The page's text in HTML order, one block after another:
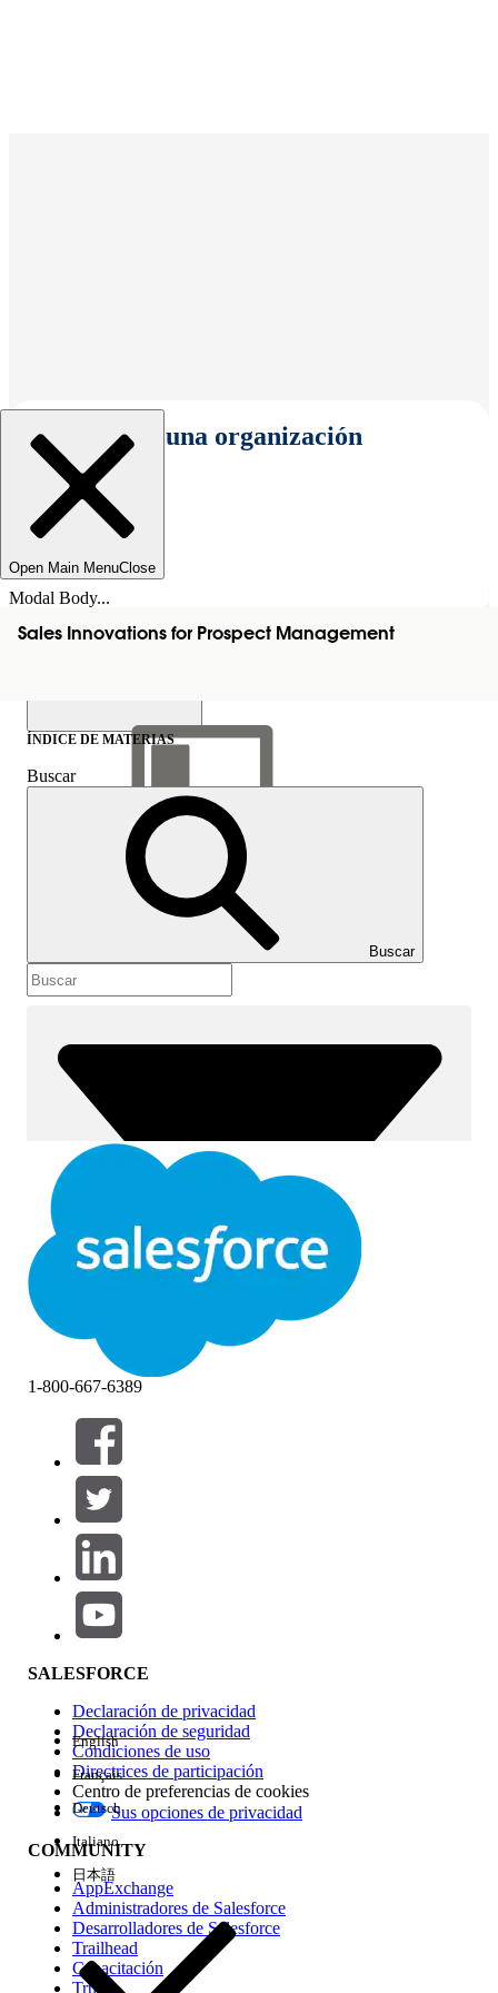
Seleccionar una organización
Open Main MenuClose
Modal Body...
Sales Innovations for Prospect Management
Mostrar índice de
materias
Índice de materias
ÍNDICE DE MATERIAS
Buscar
Buscar
Filtros (0)
SELECCIONAR FILTROS
Área de productos
Repercusión de función
Edición
Experiencia
1-800-667-6389
SALESFORCE
Declaración de privacidad
Declaración de seguridad
Condiciones de uso
Directrices de participación
Centro de preferencias de cookies
Sus opciones de privacidad
COMMUNITY
AppExchange
Administradores de Salesforce
Desarrolladores de Salesforce
Trailhead
Capacitación
Trust
English
Français
Deutsch
Italiano
日本語